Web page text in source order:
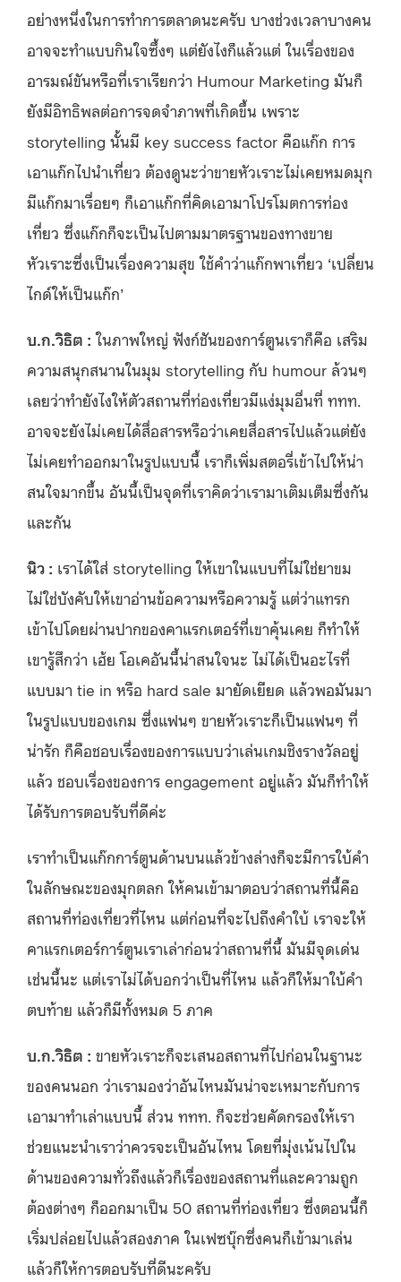
อย่างหนึ่งในการทำการตลาดนะครับ บางช่วงเวลาบางคน
อาจจะทำแบบกินใจซึ้งๆ แต่ยังไงก็แล้วแต่ ในเรื่องของ
อารมณ์ขันหรือที่เราเรียกว่า Humour Marketing มันก็
ยังมีอิทธิพลต่อการจดจำภาพที่เกิดขึ้น เพราะ
storytelling นั้นมี key success factor คือแก๊ก การ
เอาแก๊กไปนำเที่ยว ต้องดูนะว่าขายหัวเราะไม่เคยหมดมุก
มีแก๊กมาเรื่อยๆ ก็เอาแก๊กที่คิดเอามาโปรโมตการท่อง
เที่ยว ซึ่งแก๊กก็จะเป็นไปตามมาตรฐานของทางขาย
หัวเราะซึ่งเป็นเรื่องความสุข ใช้คำว่าแก๊กพาเที่ยว ‘เปลี่ยน
ไกด์ให้เป็นแก๊ก’
บ.ก.วิธิต : ในภาพใหญ่ ฟังก์ชันของการ์ตูนเราก็คือ เสริม
ความสนุกสนานในมุม storytelling กับ humour ล้วนๆ
เลยว่าทำยังไงให้ตัวสถานที่ท่องเที่ยวมีแง่มุมอื่นที่ ททท.
อาจจะยังไม่เคยได้สื่อสารหรือว่าเคยสื่อสารไปแล้วแต่ยัง
ไม่เคยทำออกมาในรูปแบบนี้ เราก็เพิ่มสตอรี่เข้าไปให้น่า
สนใจมากขึ้น อันนี้เป็นจุดที่เราคิดว่าเรามาเติมเต็มซึ่งกัน
และกัน
นิว : เราได้ใส่ storytelling ให้เขาในแบบที่ไม่ใช่ยาขม
ไม่ใช่บังคับให้เขาอ่านข้อความหรือความรู้ แต่ว่าแทรก
เข้าไปโดยผ่านปากของคาแรกเตอร์ที่เขาคุ้นเคย ก็ทำให้
เขารู้สึกว่า เฮ้ย โอเคอันนี้น่าสนใจนะ ไม่ได้เป็นอะไรที่
แบบมา tie in หรือ hard sale มายัดเยียด แล้วพอมันมา
ในรูปแบบของเกม ซึ่งแฟนๆ ขายหัวเราะก็เป็นแฟนๆ ที่
น่ารัก ก็คือชอบเรื่องของการแบบว่าเล่นเกมชิงรางวัลอยู่
แล้ว ชอบเรื่องของการ engagement อยู่แล้ว มันก็ทำให้
ได้รับการตอบรับที่ดีค่ะ
เราทำเป็นแก๊กการ์ตูนด้านบนแล้วข้างล่างก็จะมีการใบ้คำ
ในลักษณะของมุกตลก ให้คนเข้ามาตอบว่าสถานที่นี้คือ
สถานที่ท่องเที่ยวที่ไหน แต่ก่อนที่จะไปถึงคำใบ้ เราจะให้
คาแรกเตอร์การ์ตูนเราเล่าก่อนว่าสถานที่นี้ มันมีจุดเด่น
เช่นนี้นะ แต่เราไม่ได้บอกว่าเป็นที่ไหน แล้วก็ให้มาใบ้คำ
ตบท้าย แล้วก็มีทั้งหมด 5 ภาค
บ.ก.วิธิต : ขายหัวเราะก็จะเสนอสถานที่ไปก่อนในฐานะ
ของคนนอก ว่าเรามองว่าอันไหนมันน่าจะเหมาะกับการ
เอามาทำเล่าแบบนี้ ส่วน ททท. ก็จะช่วยคัดกรองให้เรา
ช่วยแนะนำเราว่าควรจะเป็นอันไหน โดยที่มุ่งเน้นไปใน
ด้านของความทั่วถึงแล้วก็เรื่องของสถานที่และความถูก
ต้องต่างๆ ก็ออกมาเป็น 50 สถานที่ท่องเที่ยว ซึ่งตอนนี้ก็
เริ่มปล่อยไปแล้วสองภาค ในเฟซบุ๊กซึ่งคนก็เข้ามาเล่น
แล้วก็ให้การตอบรับที่ดีนะครับ